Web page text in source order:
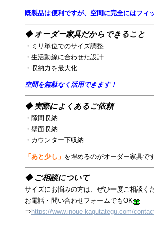
既製品は便利ですが、空間に完全にはフィ
◆ オーダー家具だからできること
・ミリ単位でのサイズ調整
・生活動線に合わせた設計
・収納力を最大化
空間を無駄なく活用できます！
◆ 実際によくあるご依頼
・隙間収納
・壁面収納
・カウンター下収納
「あと少し」 を埋めるのがオーダー家具で
◆ ご相談について
サイズにお悩みの方は、ぜひ一度ご相談く
お電話・問い合わせフォームでもOK
⇒ https://www.inoue-kagutategu.com/